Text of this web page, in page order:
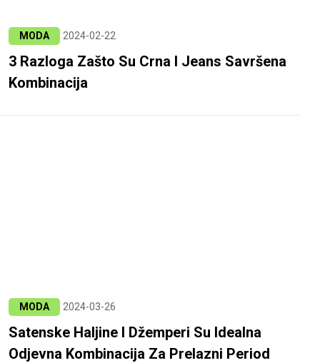
MODA 2024-02-22
3 Razloga Zašto Su Crna I Jeans Savršena
Kombinacija
MODA 2024-03-26
Satenske Haljine I Džemperi Su Idealna
Odjevna Kombinacija Za Prelazni Period